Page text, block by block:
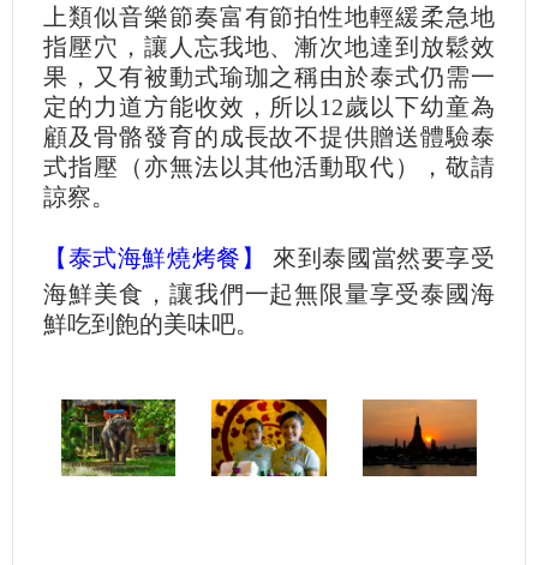
上類似音樂節奏富有節拍性地輕緩柔急地
指壓穴，讓人忘我地、漸次地達到放鬆效
果，又有被動式瑜珈之稱由於泰式仍需一
定的力道方能收效，所以12歲以下幼童為
顧及骨骼發育的成長故不提供贈送體驗泰
式指壓（亦無法以其他活動取代），敬請
諒察。
【泰式海鮮燒烤餐】
來到泰國當然要享受
海鮮美食，讓我們一起無限量享受泰國海
鮮吃到飽的美味吧。